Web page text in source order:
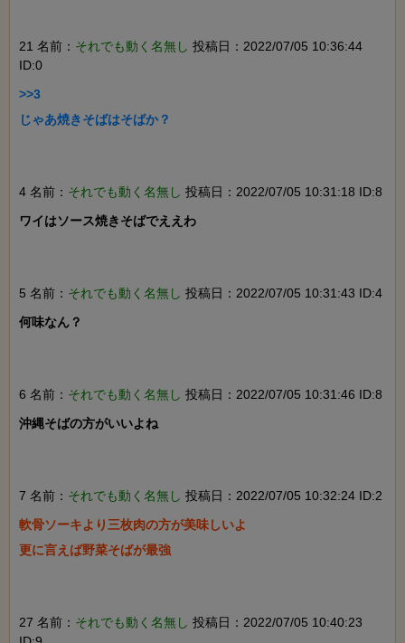
21 名前： それでも動く名無し 投稿日：2022/07/05 10:36:44
ID:0
>>3
じゃあ焼きそばはそばか？
4 名前： それでも動く名無し 投稿日：2022/07/05 10:31:18 ID:8
ワイはソース焼きそばでええわ
5 名前： それでも動く名無し 投稿日：2022/07/05 10:31:43 ID:4
何味なん？
6 名前： それでも動く名無し 投稿日：2022/07/05 10:31:46 ID:8
沖縄そばの方がいいよね
7 名前： それでも動く名無し 投稿日：2022/07/05 10:32:24 ID:2
軟骨ソーキより三枚肉の方が美味しいよ
更に言えば野菜そばが最強
27 名前： それでも動く名無し 投稿日：2022/07/05 10:40:23